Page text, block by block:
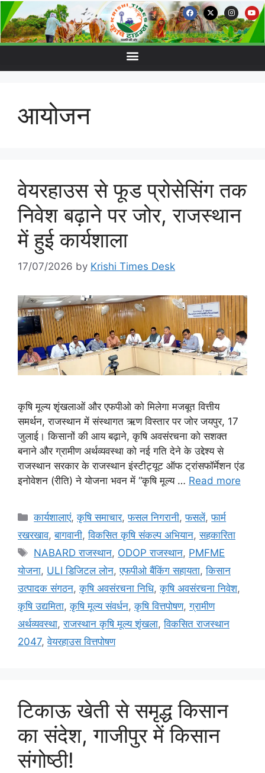
आयोजन
वेयरहाउस से फूड प्रोसेसिंग तक
निवेश बढ़ाने पर जोर, राजस्थान
में हुई कार्यशाला
17/07/2026 by Krishi Times Desk
कृषि मूल्य शृंखलाओं और एफपीओ को मिलेगा मजबूत वित्तीय
समर्थन, राजस्थान में संस्थागत ऋण विस्तार पर जोर जयपुर, 17
जुलाई। किसानों की आय बढ़ाने, कृषि अवसंरचना को सशक्त
बनाने और ग्रामीण अर्थव्यवस्था को नई गति देने के उद्देश्य से
राजस्थान सरकार के राजस्थान इंस्टीट्यूट ऑफ ट्रांसफॉर्मेशन एंड
इनोवेशन (रीति) ने योजना भवन में “कृषि मूल्य … Read more
कार्यशालाएं,कृषि समाचार,फसल निगरानी,फसलें,फार्म
रखरखाव,बागवानी,विकसित कृषि संकल्प अभियान,सहकारिता
NABARD राजस्थान, ODOP राजस्थान, PMFME
योजना, ULI डिजिटल लोन,एफपीओ बैंकिंग सहायता,किसान
उत्पादक संगठन,कृषि अवसंरचना निधि,कृषि अवसंरचना निवेश,
कृषि उद्यमिता,कृषि मूल्य संवर्धन,कृषि वित्तपोषण,ग्रामीण
अर्थव्यवस्था,राजस्थान कृषि मूल्य शृंखला,विकसित राजस्थान
2047,वेयरहाउस वित्तपोषण
टिकाऊ खेती से समृद्ध किसान
का संदेश, गाजीपुर में किसान
संगोष्ठी!